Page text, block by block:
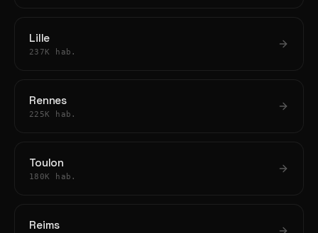
Lille
237K hab.
Rennes
225K hab.
Toulon
180K hab.
Reims